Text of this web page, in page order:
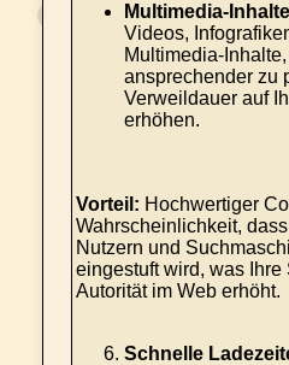
Multimedia-
Videos,
Multimedia-
ansprechender zu
Verweildauer auf
erhöhen.
Vorteil: Hochwertiger
Wahrscheinlichkeit,
Nutzern und
eingestuft wird, was Ihre
Autorität im Web erhöht.
Schnelle